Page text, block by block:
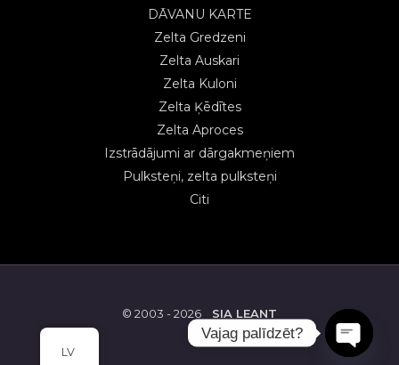
DĀVANU KARTE
Zelta Gredzeni
Zelta Auskari
Zelta Kuloni
Zelta Ķēdītes
Zelta Aproces
Izstrādājumi ar dārgakmeņiem
Pulksteņi, zelta pulksteņi
Citi
© 2003 - 2026 SIA LEANT
LV
Vajag palīdzēt?